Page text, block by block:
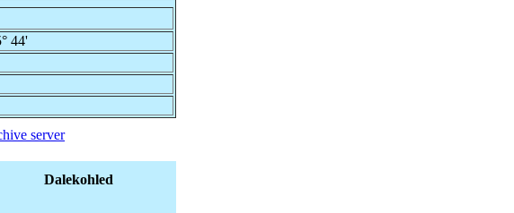
44'
server
Dalekohled